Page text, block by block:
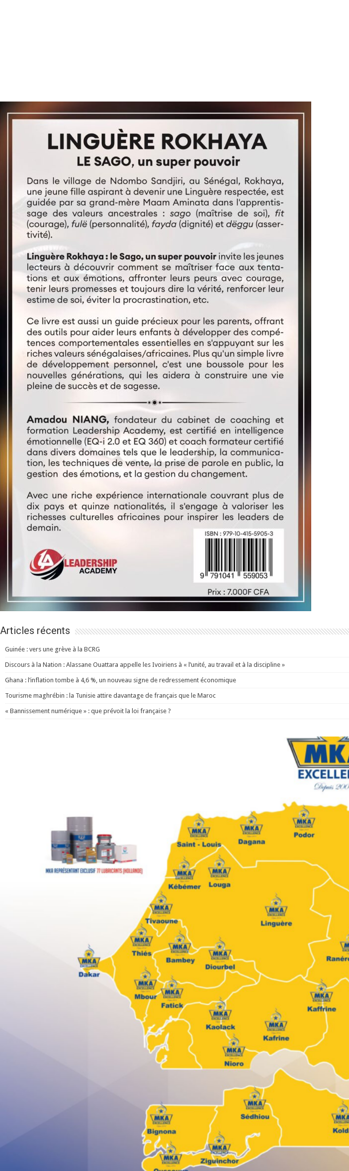
Articles récents
Guinée : vers une grève à la BCRG
Discours à la Nation : Alassane Ouattara appelle les Ivoiriens à « l’unité, au travail et à la discipline »
Ghana : l’inflation tombe à 4,6 %, un nouveau signe de redressement économique
Tourisme maghrébin : la Tunisie attire davantage de français que le Maroc
« Bannissement numérique » : que prévoit la loi française ?